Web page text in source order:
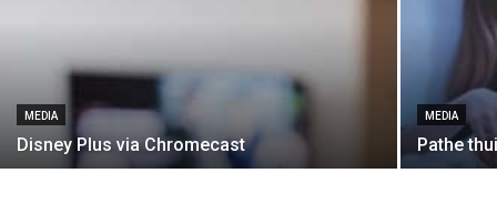
MEDIA
Disney Plus via Chromecast
MEDIA
Pathe